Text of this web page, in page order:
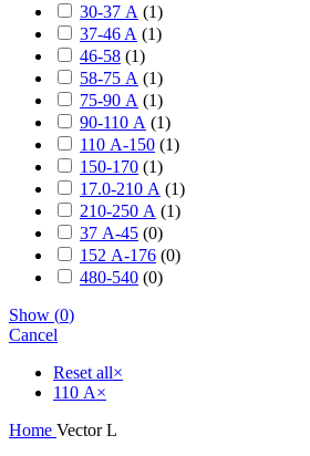
30-37 А (1)
37-46 A (1)
46-58 (1)
58-75 А (1)
75-90 А (1)
90-110 А (1)
110 А-150 (1)
150-170 (1)
17.0-210 А (1)
210-250 А (1)
37 А-45 (0)
152 А-176 (0)
480-540 (0)
Show (0)
Cancel
Reset all×
110 А×
Home Vector L